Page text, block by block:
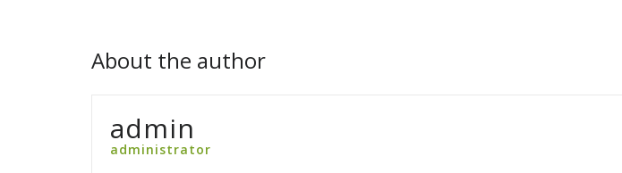
About the author
admin
administrator